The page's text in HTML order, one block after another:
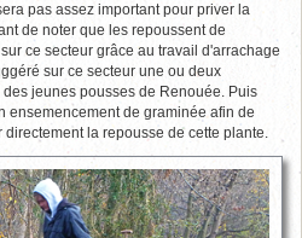
pas assez important pour priver la
de noter que les repoussent de
ce secteur grâce au travail d'arrachage
sur ce secteur une ou deux
jeunes pousses de Renouée. Puis
ensemencement de graminée afin de
la repousse de cette plante.